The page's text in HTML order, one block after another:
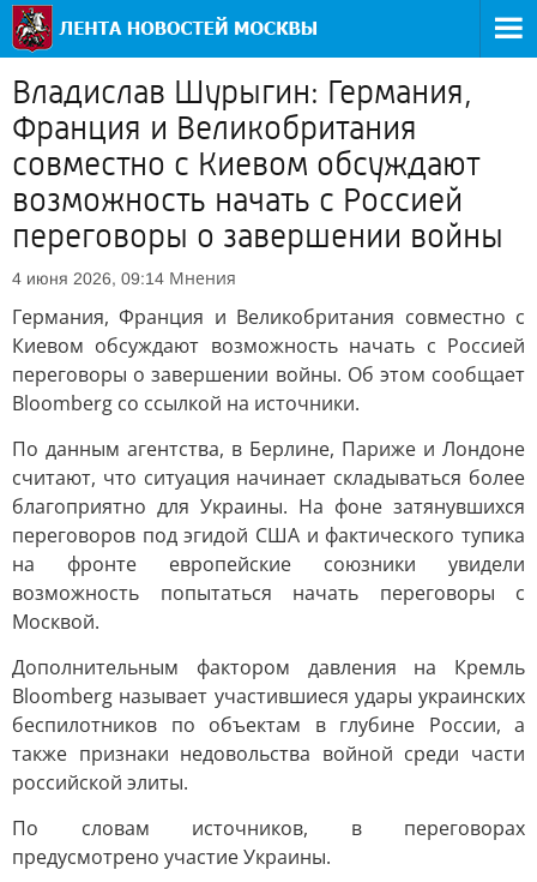
Владислав Шурыгин: Германия,
Франция и Великобритания
совместно с Киевом обсуждают
возможность начать с Россией
переговоры о завершении войны
4 июня 2026, 09:14 Мнения
Германия, Франция и Великобритания совместно с
Киевом обсуждают возможность начать с Россией
переговоры о завершении войны. Об этом сообщает
Bloomberg со ссылкой на источники.
По данным агентства, в Берлине, Париже и Лондоне
считают, что ситуация начинает складываться более
благоприятно для Украины. На фоне затянувшихся
переговоров под эгидой США и фактического тупика
на фронте европейские союзники увидели
возможность попытаться начать переговоры с
Москвой.
Дополнительным фактором давления на Кремль
Bloomberg называет участившиеся удары украинских
беспилотников по объектам в глубине России, а
также признаки недовольства войной среди части
российской элиты.
По словам источников, в переговорах
предусмотрено участие Украины.